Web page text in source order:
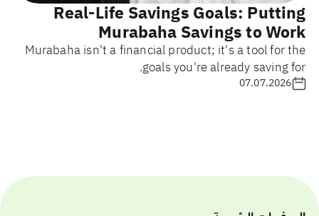
Real-Life Savings Goals: Putting
Murabaha Savings to Work
Murabaha isn't a financial product; it's a tool for the
goals you're already saving for.
07.07.2026